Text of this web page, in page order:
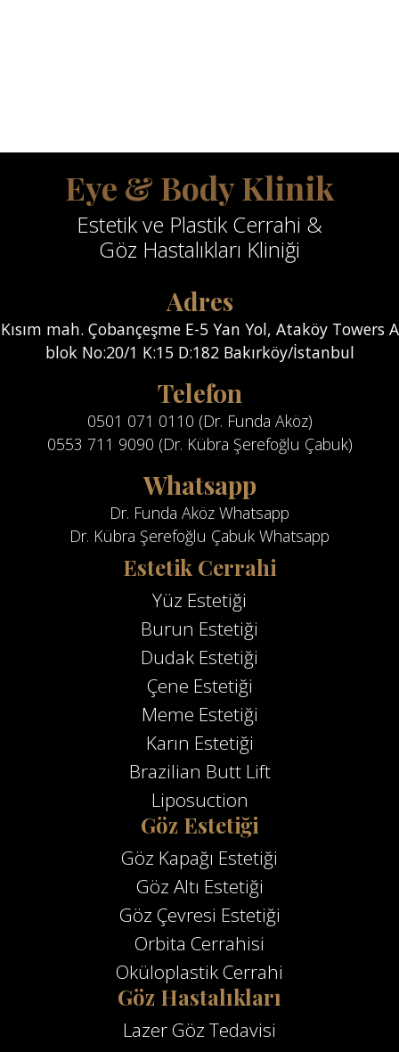
Eye & Body Klinik
Estetik ve Plastik Cerrahi &
Göz Hastalıkları Kliniği
Adres
Kısım mah. Çobançeşme E-5 Yan Yol, Ataköy Towers A
blok No:20/1 K:15 D:182 Bakırköy/İstanbul
Telefon
0501 071 0110 (Dr. Funda Aköz)
0553 711 9090 (Dr. Kübra Şerefoğlu Çabuk)
Whatsapp
Dr. Funda Aköz Whatsapp
Dr. Kübra Şerefoğlu Çabuk Whatsapp
Estetik Cerrahi
Yüz Estetiği
Burun Estetiği
Dudak Estetiği
Çene Estetiği
Meme Estetiği
Karın Estetiği
Brazilian Butt Lift
Liposuction
Göz Estetiği
Göz Kapağı Estetiği
Göz Altı Estetiği
Göz Çevresi Estetiği
Orbita Cerrahisi
Oküloplastik Cerrahi
Göz Hastalıkları
Lazer Göz Tedavisi